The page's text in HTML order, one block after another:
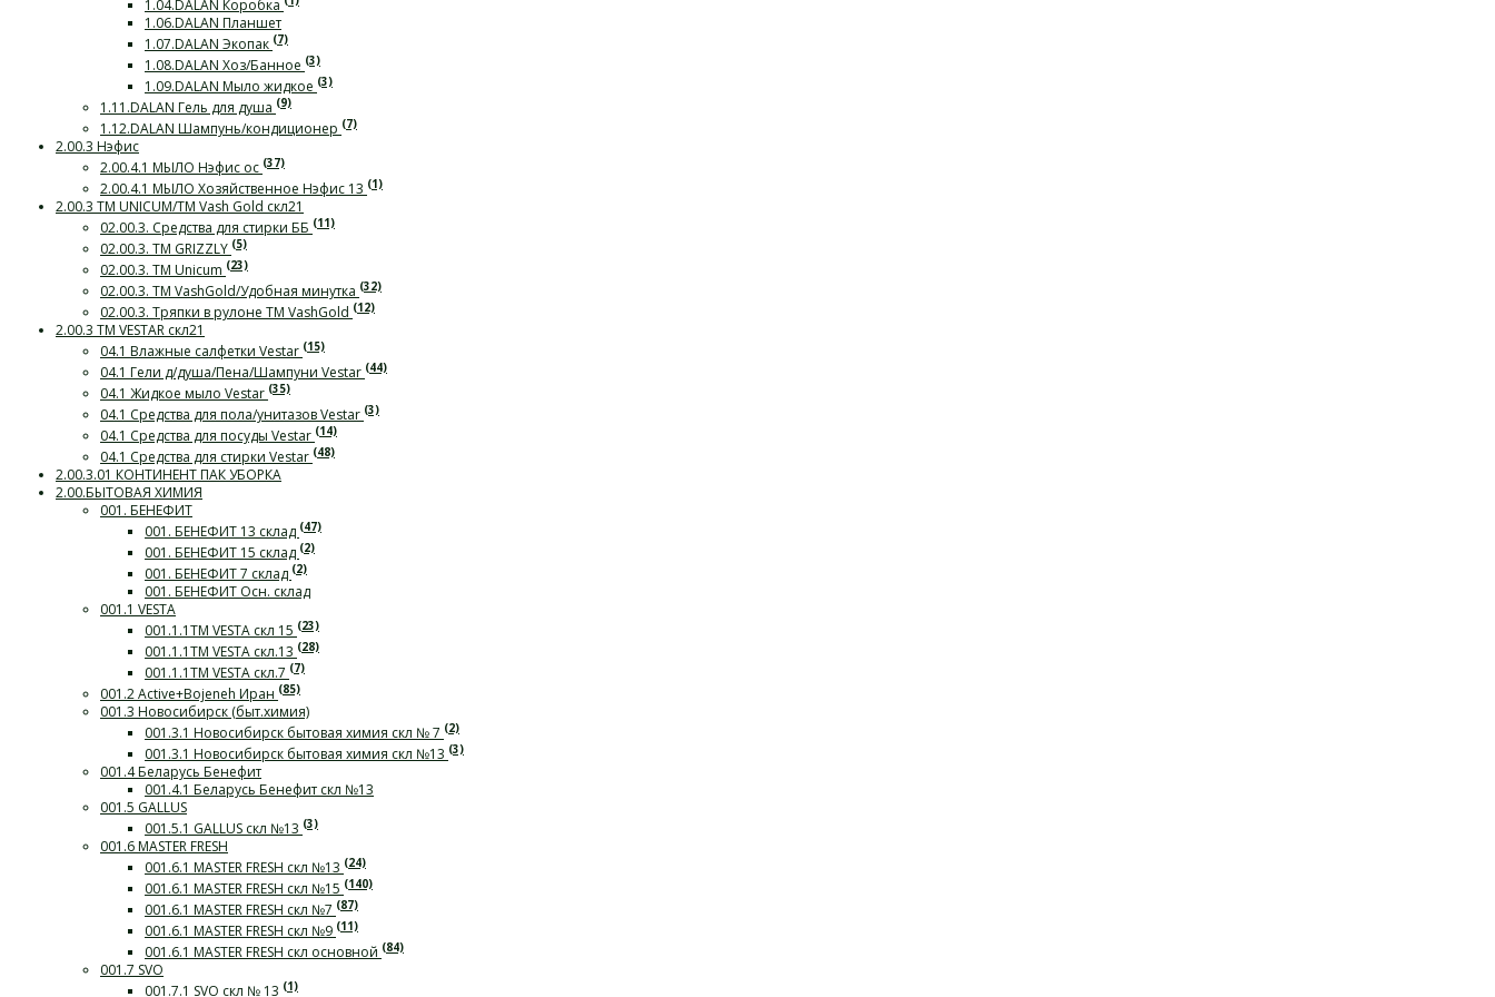
1.04.DALAN Коробка
1.06.DALAN Планшет
1.07.DALAN Экопак (7)
1.08.DALAN Хоз/Банное (3)
1.09.DALAN Мыло жидкое (3)
1.11.DALAN Гель для душа (9)
1.12.DALAN Шампунь/кондиционер (7)
2.00.3 Нэфис
2.00.4.1 МЫЛО Нэфис ос (37)
2.00.4.1 МЫЛО Хозяйственное Нэфис 13 (1)
2.00.3 ТМ UNICUM/ТМ Vash Gold скл21
02.00.3. Средства для стирки ББ (11)
02.00.3. ТМ GRIZZLY (5)
02.00.3. ТМ Unicum (23)
02.00.3. ТМ VashGold/Удобная минутка (32)
02.00.3. Тряпки в рулоне ТМ VashGold (12)
2.00.3 ТМ VESTAR скл21
04.1 Влажные салфетки Vestar (15)
04.1 Гели д/душа/Пена/Шампуни Vestar (44)
04.1 Жидкое мыло Vestar (35)
04.1 Средства для пола/унитазов Vestar (3)
04.1 Средства для посуды Vestar (14)
04.1 Средства для стирки Vestar (48)
2.00.3.01 КОНТИНЕНТ ПАК УБОРКА
2.00.БЫТОВАЯ ХИМИЯ
001. БЕНЕФИТ
001. БЕНЕФИТ 13 склад (47)
001. БЕНЕФИТ 15 склад (2)
001. БЕНЕФИТ 7 склад (2)
001. БЕНЕФИТ Осн. склад
001.1 VESTA
001.1.1ТМ VESTA скл 15 (23)
001.1.1ТМ VESTA скл.13 (28)
001.1.1ТМ VESTA скл.7 (7)
001.2 Active+Bojeneh Иран (85)
001.3 Новосибирск (быт.химия)
001.3.1 Новосибирск бытовая химия скл № 7 (2)
001.3.1 Новосибирск бытовая химия скл №13 (3)
001.4 Беларусь Бенефит
001.4.1 Беларусь Бенефит скл №13
001.5 GALLUS
001.5.1 GALLUS скл №13 (3)
001.6 MASTER FRESH
001.6.1 MASTER FRESH скл №13 (24)
001.6.1 MASTER FRESH скл №15 (140)
001.6.1 MASTER FRESH скл №7 (87)
001.6.1 MASTER FRESH скл №9 (11)
001.6.1 MASTER FRESH скл основной (84)
001.7 SVO
001.7.1 SVO скл № 13 (1)